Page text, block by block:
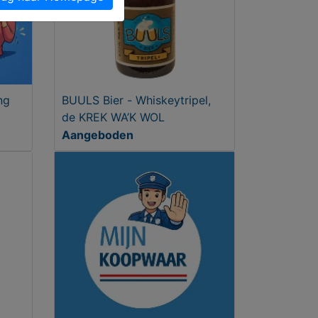
BUULS Bier - Whiskeytripel,
de KREK WA’K WOL
Aangeboden